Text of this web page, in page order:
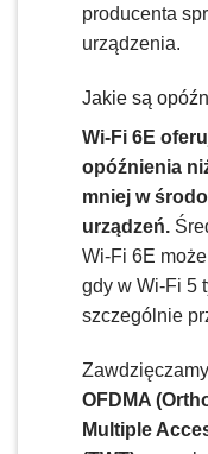
producenta
urządzenia.
Jakie są
Wi-Fi 6E
opóźnienia
mniej w
urządzeń.
Wi-Fi 6E
gdy w Wi-Fi 5
szczególnie
OFDMA
Multiple